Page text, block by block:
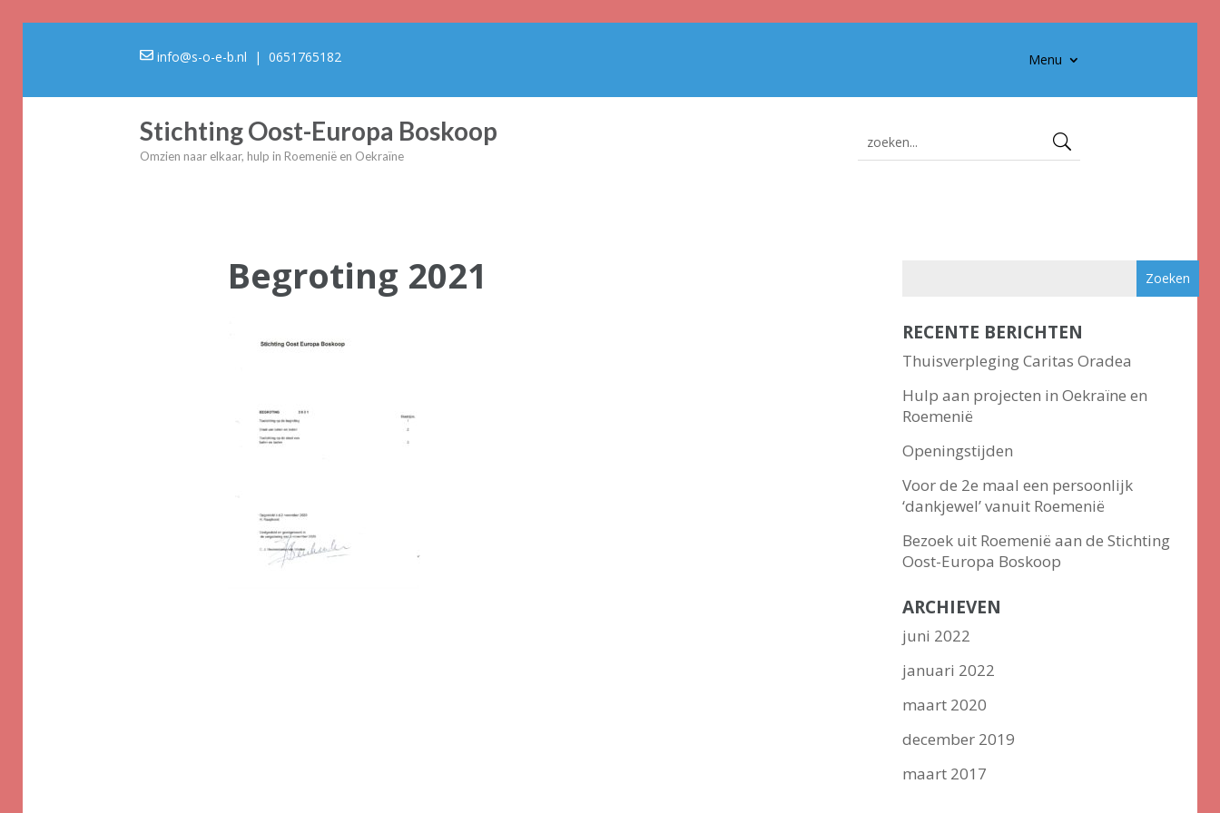
info@s-o-e-b.nl | 0651765182 Menu
Stichting Oost-Europa Boskoop
Omzien naar elkaar, hulp in Roemenië en Oekraïne
Begroting 2021
RECENTE BERICHTEN
Thuisverpleging Caritas Oradea
Hulp aan projecten in Oekraïne en
Roemenië
Openingstijden
Voor de 2e maal een persoonlijk
‘dankjewel’ vanuit Roemenië
Bezoek uit Roemenië aan de Stichting
Oost-Europa Boskoop
ARCHIEVEN
juni 2022
januari 2022
maart 2020
december 2019
maart 2017